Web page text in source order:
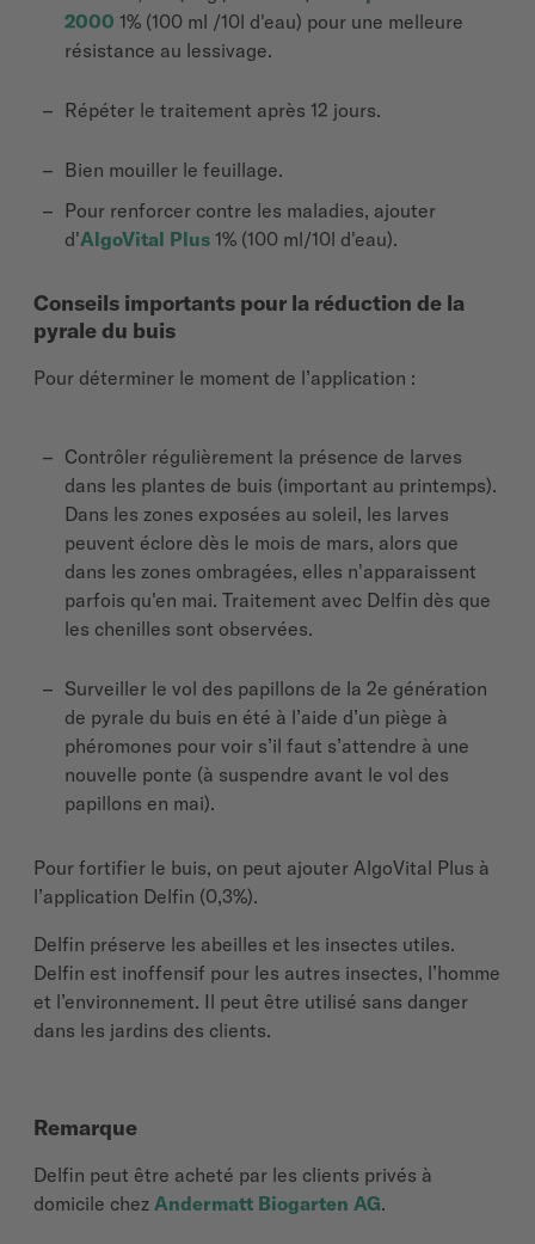
2000 1% (100 ml /10l d'eau) pour une melleure
résistance au lessivage.
Répéter le traitement après 12 jours.
Bien mouiller le feuillage.
Pour renforcer contre les maladies, ajouter
d'AlgoVital Plus 1% (100 ml/10l d'eau).
Conseils importants pour la réduction de la
pyrale du buis
Pour déterminer le moment de l’application :
Contrôler régulièrement la présence de larves
dans les plantes de buis (important au printemps).
Dans les zones exposées au soleil, les larves
peuvent éclore dès le mois de mars, alors que
dans les zones ombragées, elles n'apparaissent
parfois qu'en mai. Traitement avec Delfin dès que
les chenilles sont observées.
Surveiller le vol des papillons de la 2e génération
de pyrale du buis en été à l’aide d’un piège à
phéromones pour voir s’il faut s’attendre à une
nouvelle ponte (à suspendre avant le vol des
papillons en mai).
Pour fortifier le buis, on peut ajouter AlgoVital Plus à
l’application Delfin (0,3%).
Delfin préserve les abeilles et les insectes utiles.
Delfin est inoffensif pour les autres insectes, l’homme
et l’environnement. Il peut être utilisé sans danger
dans les jardins des clients.
Remarque
Delfin peut être acheté par les clients privés à
domicile chez Andermatt Biogarten AG.